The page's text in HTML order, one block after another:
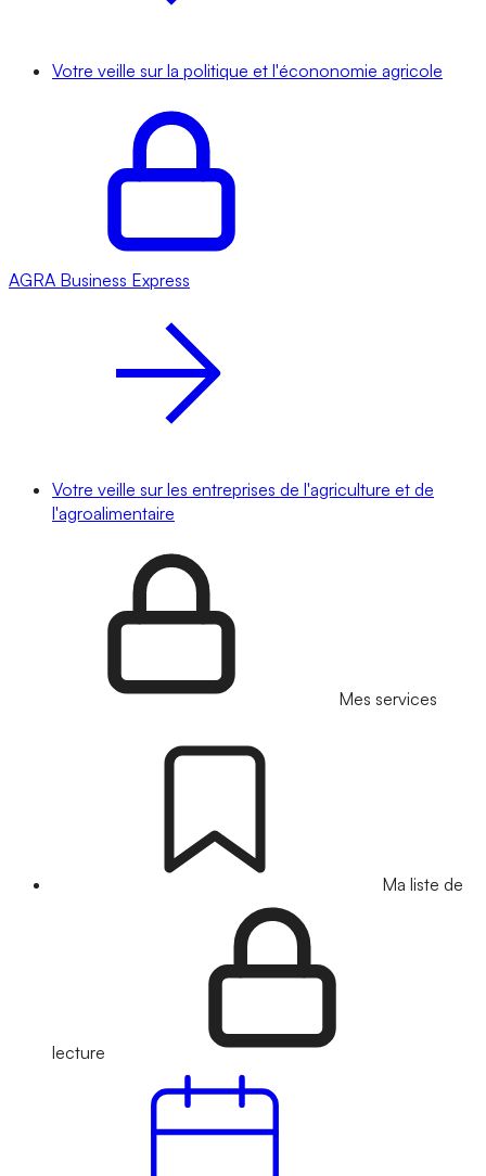
Votre veille sur la politique et l'écononomie agricole
AGRA Business Express
Votre veille sur les entreprises de l'agriculture et de
l'agroalimentaire
Mes services
Ma liste de
lecture